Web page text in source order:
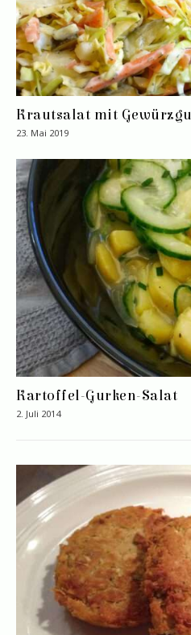
Krautsalat mit
23. Mai 2019
Kartoffel-Gurken-Salat
2. Juli 2014